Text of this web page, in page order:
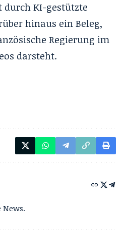
KI-gestützte
hinaus ein Beleg,
Regierung im
darsteht.
News.